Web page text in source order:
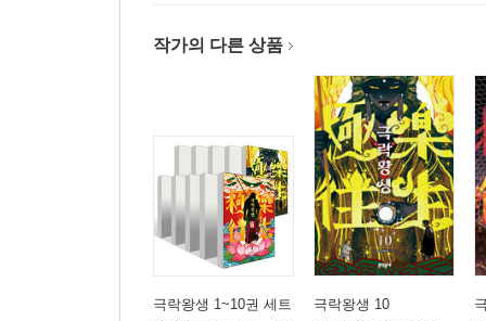
작가의 다른 상품
극락왕생 1~10권 세트 극락왕생 10